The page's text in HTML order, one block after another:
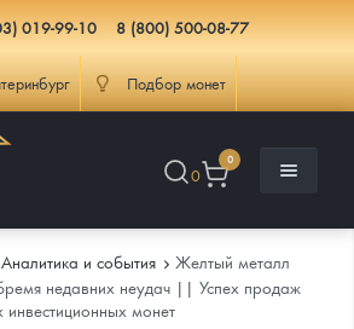
019-99-10 8 (800) 500-08-77
Подбор монет
0
0
Аналитика и события
Желтый металл
недавних неудач || Успех продаж
монет